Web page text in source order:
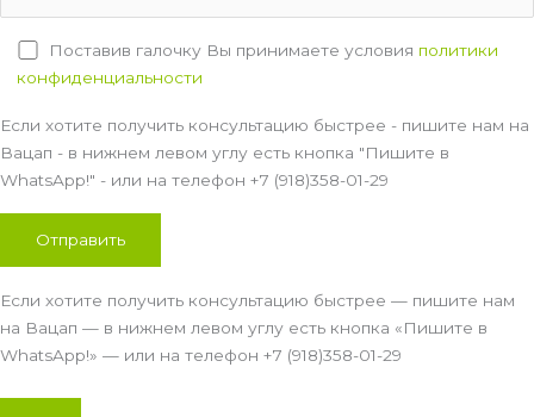
Поставив галочку Вы принимаете условия политики
конфиденциальности
Если хотите получить консультацию быстрее - пишите нам на
Вацап - в нижнем левом углу есть кнопка "Пишите в
WhatsApp!" - или на телефон +7 (918)358-01-29
Если хотите получить консультацию быстрее — пишите нам
на Вацап — в нижнем левом углу есть кнопка «Пишите в
WhatsApp!» — или на телефон +7 (918)358-01-29